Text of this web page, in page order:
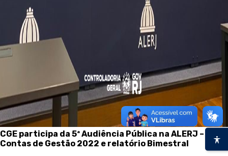
CGE participa da 5ª Audiência Pública na ALERJ –
Contas de Gestão 2022 e relatório Bimestral